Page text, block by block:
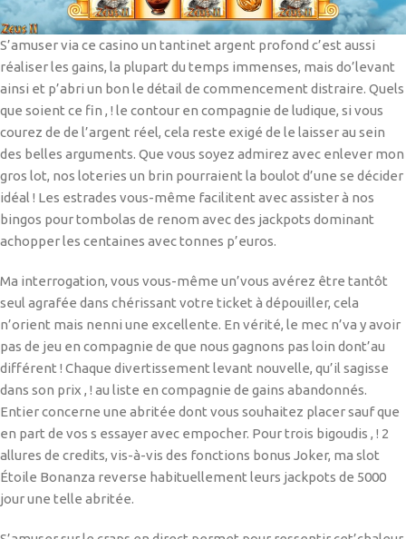
S’amuser via ce casino un tantinet argent profond c’est aussi
réaliser les gains, la plupart du temps immenses, mais do’levant
ainsi et p’abri un bon le détail de commencement distraire. Quels
que soient ce fin , ! le contour en compagnie de ludique, si vous
courez de de l’argent réel, cela reste exigé de le laisser au sein
des belles arguments. Que vous soyez admirez avec enlever mon
gros lot, nos loteries un brin pourraient la boulot d’une se décider
idéal ! Les estrades vous-même facilitent avec assister à nos
bingos pour tombolas de renom avec des jackpots dominant
achopper les centaines avec tonnes p’euros.
Ma interrogation, vous vous-même un’vous avérez être tantôt
seul agrafée dans chérissant votre ticket à dépouiller, cela
n’orient mais nenni une excellente. En vérité, le mec n’va y avoir
pas de jeu en compagnie de que nous gagnons pas loin dont’au
différent ! Chaque divertissement levant nouvelle, qu’il sagisse
dans son prix , ! au liste en compagnie de gains abandonnés.
Entier concerne une abritée dont vous souhaitez placer sauf que
en part de vos s essayer avec empocher. Pour trois bigoudis , ! 2
allures de credits, vis-à-vis des fonctions bonus Joker, ma slot
Étoile Bonanza reverse habituellement leurs jackpots de 5000
jour une telle abritée.